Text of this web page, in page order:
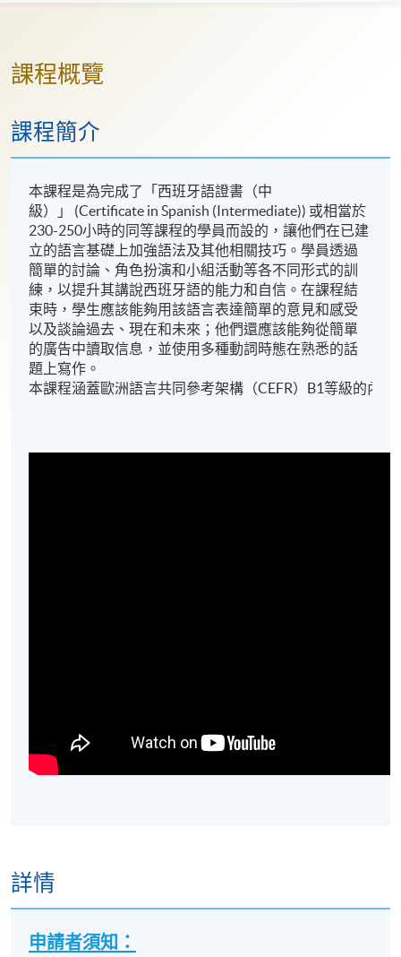
課程概覽
課程簡介
本課程是為完成了「西班牙語證書（中
級）」 (Certificate in Spanish (Intermediate)) 或相當於
230-250小時的同等課程的學員而設的，讓他們在已建
立的語言基礎上加強語法及其他相關技巧。學員透過
簡單的討論、角色扮演和小組活動等各不同形式的訓
練，以提升其講說西班牙語的能力和自信。在課程結
束時，學生應該能夠用該語言表達簡單的意見和感受
以及談論過去、現在和未來；他們還應該能夠從簡單
的廣告中讀取信息，並使用多種動詞時態在熟悉的話
題上寫作。
本課程涵蓋歐洲語言共同參考架構（CEFR）B1等級的內容
詳情
申請者須知：